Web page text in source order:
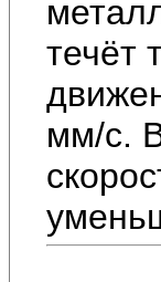
течёт
мм/c.